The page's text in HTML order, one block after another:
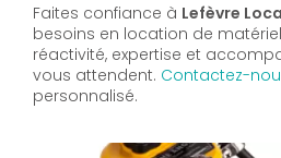
Faites confiance à Lefèvre
besoins en location de
réactivité, expertise et
vous attendent. Contactez-
personnalisé.